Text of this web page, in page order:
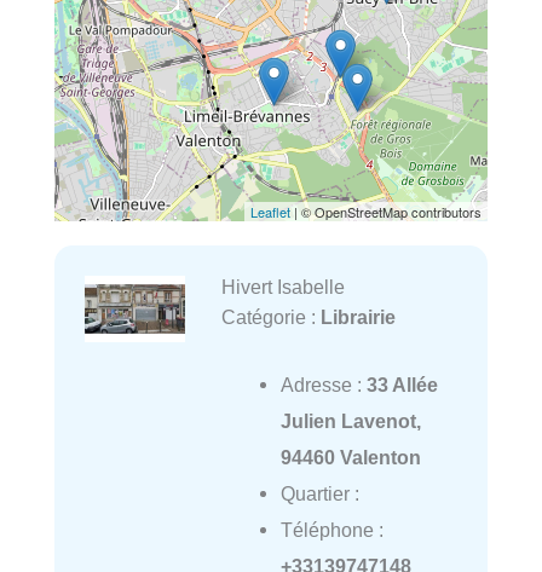
Leaflet| © OpenStreetMap contributors
Hivert Isabelle
Catégorie : Librairie
Adresse : 33 Allée
Julien Lavenot,
94460 Valenton
Quartier :
Téléphone :
+33139747148